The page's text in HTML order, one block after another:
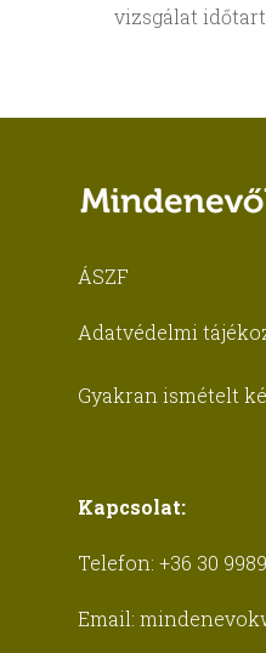
vizsgálat
ÁSZF
Adatvédelmi
Gyakran ismételt
Kapcsolat:
Telefon: +36 30
Email: